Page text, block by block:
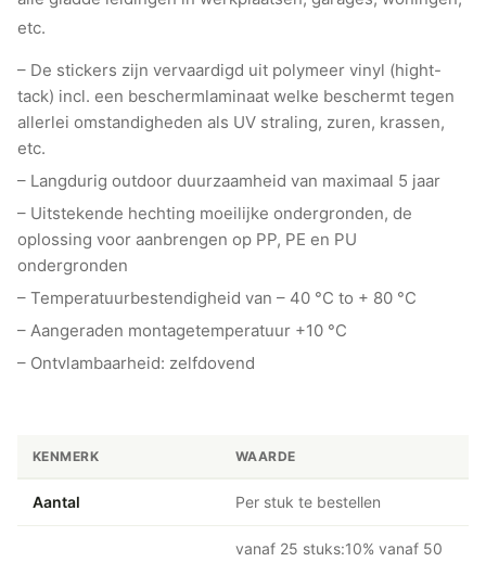
etc.
– De stickers zijn vervaardigd uit polymeer vinyl (hight-
tack) incl. een beschermlaminaat welke beschermt tegen
allerlei omstandigheden als UV straling, zuren, krassen,
etc.
– Langdurig outdoor duurzaamheid van maximaal 5 jaar
– Uitstekende hechting moeilijke ondergronden, de
oplossing voor aanbrengen op PP, PE en PU
ondergronden
– Temperatuurbestendigheid van – 40 °C to + 80 °C
– Aangeraden montagetemperatuur +10 °C
– Ontvlambaarheid: zelfdovend
KENMERK WAARDE
Aantal Per stuk te bestellen
vanaf 25 stuks:10% vanaf 50